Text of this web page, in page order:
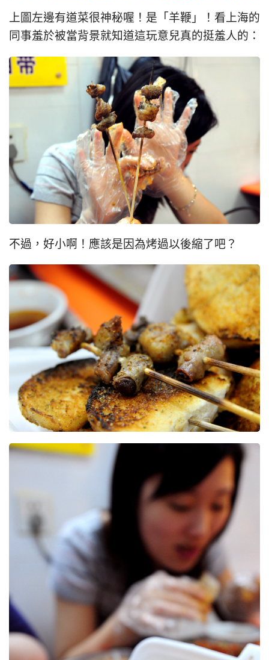
上圖左邊有道菜很神秘喔！是「羊鞭」！看上海的
同事羞於被當背景就知道這玩意兒真的挺羞人的：
不過，好小啊！應該是因為烤過以後縮了吧？